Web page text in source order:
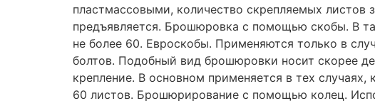
пластмассовыми, количество скрепляемых
предъявляется. Брошюровка с помощью скобы. В
не более 60. Евроскобы. Применяются только в
болтов. Подобный вид брошюровки носит скорее
крепление. В основном применяется в тех
60 листов. Брошюрирование с помощью колец.